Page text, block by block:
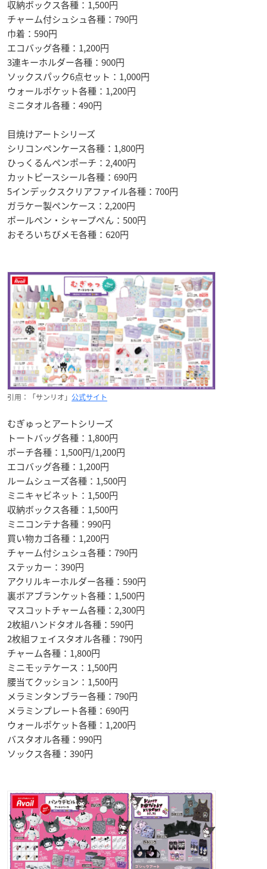
収納ボックス各種：1,500円
チャーム付シュシュ各種：790円
巾着：590円
エコバッグ各種：1,200円
3連キーホルダー各種：900円
ソックスパック6点セット：1,000円
ウォールポケット各種：1,200円
ミニタオル各種：490円
目焼けアートシリーズ
シリコンペンケース各種：1,800円
ひっくるんペンポーチ：2,400円
カットピースシール各種：690円
5インデックスクリアファイル各種：700円
ガラケー製ペンケース：2,200円
ポールペン・シャープぺん：500円
おそろいちびメモ各種：620円
引用：「サンリオ」 公式サイト
むぎゅっとアートシリーズ
トートバッグ各種：1,800円
ポーチ各種：1,500円/1,200円
エコバッグ各種：1,200円
ルームシューズ各種：1,500円
ミニキャビネット：1,500円
収納ボックス各種：1,500円
ミニコンテナ各種：990円
買い物カゴ各種：1,200円
チャーム付シュシュ各種：790円
ステッカー：390円
アクリルキーホルダー各種：590円
裏ボアブランケット各種：1,500円
マスコットチャーム各種：2,300円
2枚組ハンドタオル各種：590円
2枚組フェイスタオル各種：790円
チャーム各種：1,800円
ミニモッテケース：1,500円
腰当てクッション：1,500円
メラミンタンブラー各種：790円
メラミンプレート各種：690円
ウォールポケット各種：1,200円
バスタオル各種：990円
ソックス各種：390円